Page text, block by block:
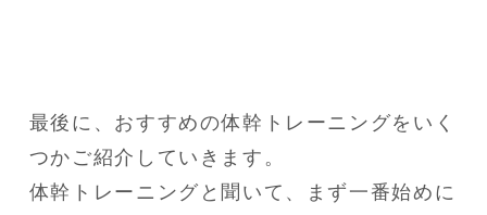
最後に、おすすめの体幹トレーニングをいく
つかご紹介していきます。
体幹トレーニングと聞いて、まず一番始めに